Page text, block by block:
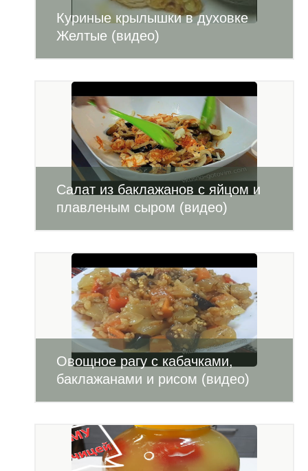
Куриные крылышки в духовке
Желтые (видео)
Салат из баклажанов с яйцом и
плавленым сыром (видео)
Овощное рагу с кабачками,
баклажанами и рисом (видео)